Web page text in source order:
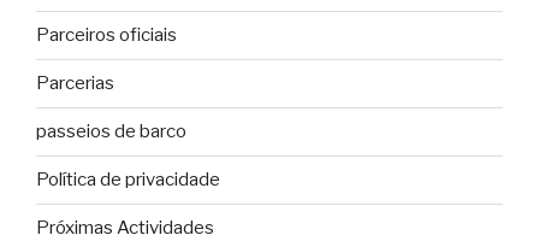
Parceiros oficiais
Parcerias
passeios de barco
Política de privacidade
Próximas Actividades